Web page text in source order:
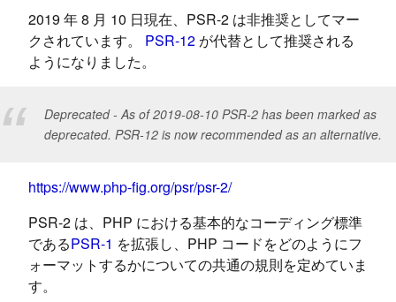
2019 年 8 月 10 日現在、PSR-2 は非推奨としてマー
クされています。 PSR-12 が代替として推奨される
ようになりました。
Deprecated - As of 2019-08-10 PSR-2 has been marked as
deprecated. PSR-12 is now recommended as an alternative.
https://www.php-fig.org/psr/psr-2/
PSR-2 は、PHP における基本的なコーディング標準
であるPSR-1 を拡張し、PHP コードをどのようにフ
ォーマットするかについての共通の規則を定めていま
す。